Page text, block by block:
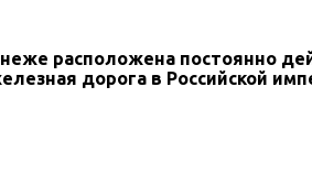
расположена постоянно
дорога в Российской